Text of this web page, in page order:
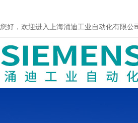
您好，欢迎进入上海涌迪工业自动化有限公